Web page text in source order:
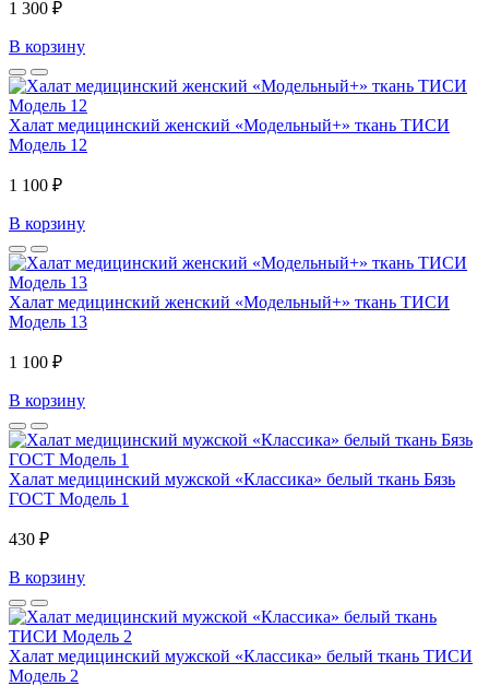
1 300 ₽
В корзину
Халат медицинский женский «Модельный+» ткань ТИСИ
Модель 12
1 100 ₽
В корзину
Халат медицинский женский «Модельный+» ткань ТИСИ
Модель 13
1 100 ₽
В корзину
Халат медицинский мужской «Классика» белый ткань Бязь
ГОСТ Модель 1
430 ₽
В корзину
Халат медицинский мужской «Классика» белый ткань ТИСИ
Модель 2